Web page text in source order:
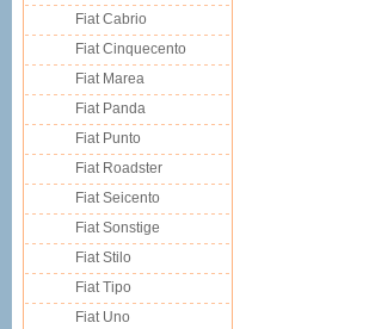
Fiat Cabrio
Fiat Cinquecento
Fiat Marea
Fiat Panda
Fiat Punto
Fiat Roadster
Fiat Seicento
Fiat Sonstige
Fiat Stilo
Fiat Tipo
Fiat Uno